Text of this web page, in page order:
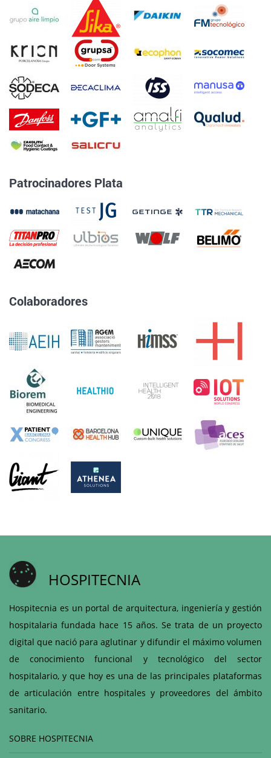
Patrocinadores Plata
Colaboradores
HOSPITECNIA
Hospitecnia es un portal de arquitectura, ingeniería y gestión
hospitalaria fundada hace 15 años. Se trata de un proyecto
digital que nació para aglutinar y difundir el máximo volumen
de conocimiento funcional y tecnológico del sector
hospitalario, y que hoy es una de las principales plataformas
de articulación entre hospitales y proveedores del ámbito
sanitario.
SOBRE HOSPITECNIA